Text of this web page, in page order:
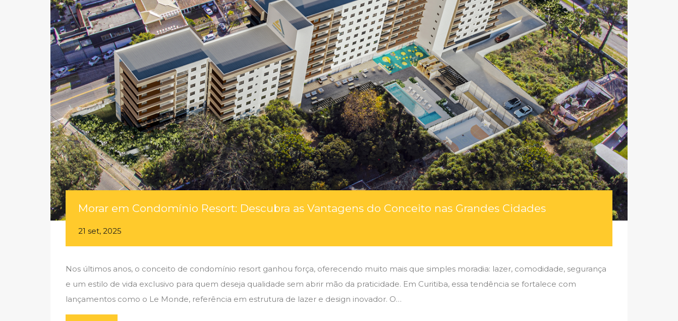
Morar em Condomínio Resort: Descubra as Vantagens do Conceito nas Grandes Cidades
21 set, 2025
Nos últimos anos, o conceito de condomínio resort ganhou força, oferecendo muito mais que simples moradia: lazer, comodidade, segurança
e um estilo de vida exclusivo para quem deseja qualidade sem abrir mão da praticidade. Em Curitiba, essa tendência se fortalece com
lançamentos como o Le Monde, referência em estrutura de lazer e design inovador. O…